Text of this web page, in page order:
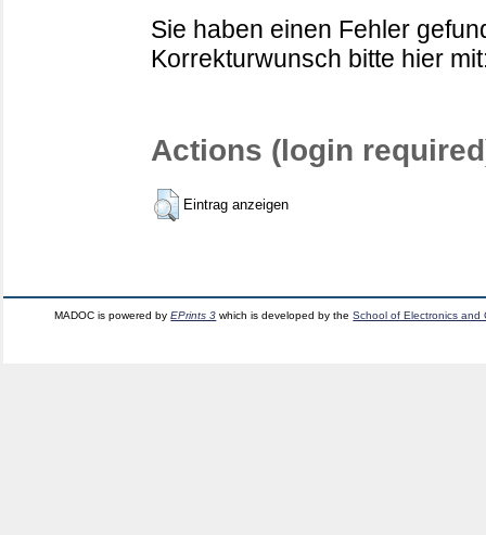
Sie haben einen Fehler
Korrekturwunsch bitte hier
Actions (login
Eintrag anzeigen
MADOC is powered byEPrints 3 which is developed by theSchool of Electronics and